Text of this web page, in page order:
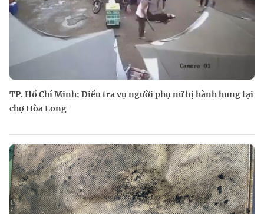
TP. Hồ Chí Minh: Điều tra vụ người phụ nữ bị hành hung tại
chợ Hòa Long